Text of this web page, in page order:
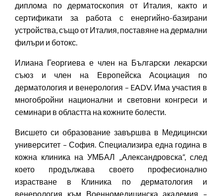
диплома по дерматоскопия от Италия, както и
сертификати за работа с енергийно-базирани
устройства, също от Италия, поставяне на дермални
филъри и ботокс.
Илиана Георгиева е член на Български лекарски
съюз и член на Европейска Асоциация по
дерматология и венерология – EADV. Има участия в
многобройни национални и световни конгреси и
семинари в областта на кожните болести.
Висшето си образование завършва в Медицински
университет – София. Специализира една година в
кожна клиника на УМБАЛ „Александровска“, след
което продължава своето професионално
израстване в Клиника по дерматология и
венерология към Военномедицинска академия –